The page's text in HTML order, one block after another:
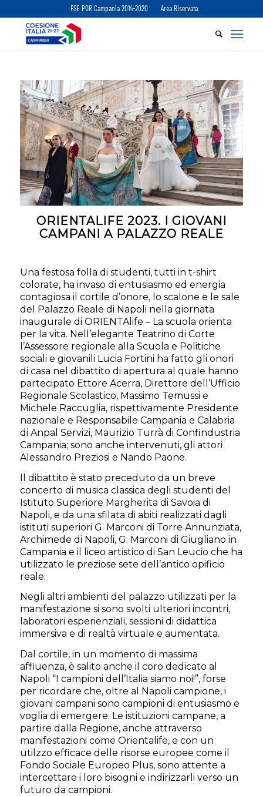
FSE POR Campania 2014-2020 Area Riservata
ORIENTALIFE 2023. I GIOVANI
CAMPANI A PALAZZO REALE
Una festosa folla di studenti, tutti in t-shirt
colorate, ha invaso di entusiasmo ed energia
contagiosa il cortile d’onore, lo scalone e le sale
del Palazzo Reale di Napoli nella giornata
inaugurale di ORIENTAlife – La scuola orienta
per la vita. Nell’elegante Teatrino di Corte
l’Assessore regionale alla Scuola e Politiche
sociali e giovanili Lucia Fortini ha fatto gli onori
di casa nel dibattito di apertura al quale hanno
partecipato Ettore Acerra, Direttore dell’Ufficio
Regionale Scolastico, Massimo Temussi e
Michele Raccuglia, rispettivamente Presidente
nazionale e Responsabile Campania e Calabria
di Anpal Servizi, Maurizio Turrà di Confindustria
Campania; sono anche intervenuti, gli attori
Alessandro Preziosi e Nando Paone.
Il dibattito è stato preceduto da un breve
concerto di musica classica degli studenti del
Istituto Superiore Margherita di Savoia di
Napoli, e da una sfilata di abiti realizzati dagli
istituti superiori G. Marconi di Torre Annunziata,
Archimede di Napoli, G. Marconi di Giugliano in
Campania e il liceo artistico di San Leucio che ha
utilizzato le preziose sete dell’antico opificio
reale.
Negli altri ambienti del palazzo utilizzati per la
manifestazione si sono svolti ulteriori incontri,
laboratori esperienziali, sessioni di didattica
immersiva e di realtà virtuale e aumentata.
Dal cortile, in un momento di massima
affluenza, è salito anche il coro dedicato al
Napoli “I campioni dell’Italia siamo noi!”, forse
per ricordare che, oltre al Napoli campione, i
giovani campani sono campioni di entusiasmo e
voglia di emergere. Le istituzioni campane, a
partire dalla Regione, anche attraverso
manifestazioni come Orientalife, e con un
utilzzo efficace delle risorse europee come il
Fondo Sociale Europeo Plus, sono attente a
intercettare i loro bisogni e indirizzarli verso un
futuro da campioni.